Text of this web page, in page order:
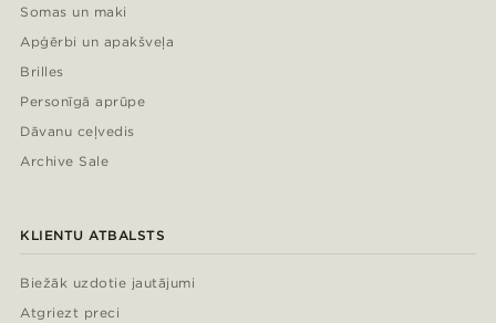
Somas un maki
Apģērbi un apakšveļa
Brilles
Personīgā aprūpe
Dāvanu ceļvedis
Archive Sale
KLIENTU ATBALSTS
Biežāk uzdotie jautājumi
Atgriezt preci